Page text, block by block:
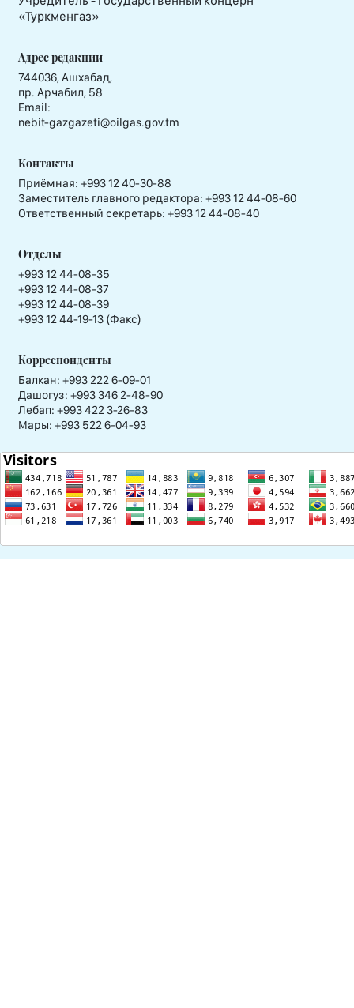
«Туркменгаз»
Адрес редакции
744036, Ашхабад,
пр. Арчабил, 58
Email:
nebit-gazgazeti@oilgas.gov.tm
Контакты
Приёмная: +993 12 40-30-88
Заместитель главного редактора: +993 12 44-08-60
Ответственный секретарь: +993 12 44-08-40
Отделы
+993 12 44-08-35
+993 12 44-08-37
+993 12 44-08-39
+993 12 44-19-13 (Факс)
Корреспонденты
Балкан: +993 222 6-09-01
Дашогуз: +993 346 2-48-90
Лебап: +993 422 3-26-83
Мары: +993 522 6-04-93